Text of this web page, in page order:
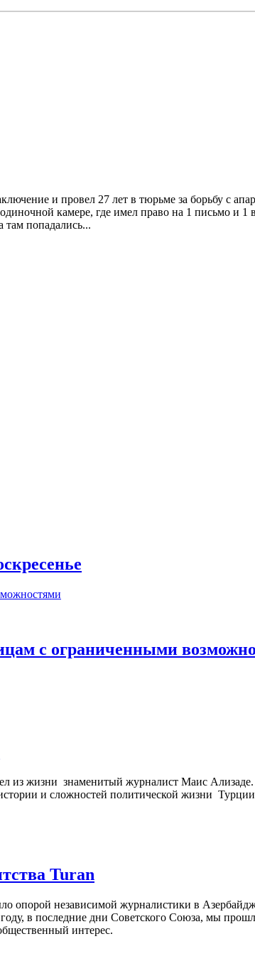
и провел 27 лет в тюрьме за борьбу с
камере, где имел право на 1 письмо и 1
попадались...
с ограниченными
из жизни знаменитый журналист Маис
и сложностей политической жизни
Turan
опорой независимой журналистики в
в последние дни Советского Союза, мы
интерес.